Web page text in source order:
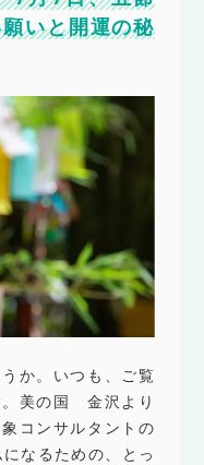
いと開運の秘
か。いつも、ご覧
。美の国 金沢より
コンサルタントの
なるための、とっ